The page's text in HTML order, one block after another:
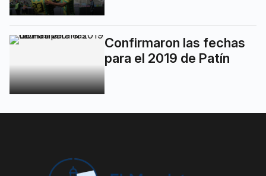
Confirmaron las fechas
para el 2019 de Patín